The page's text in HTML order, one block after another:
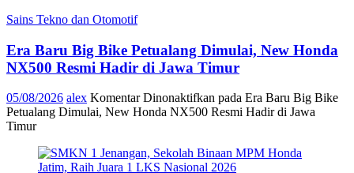
Sains Tekno dan Otomotif
Era Baru Big Bike Petualang Dimulai, New Honda
NX500 Resmi Hadir di Jawa Timur
05/08/2026 alex Komentar Dinonaktifkan pada Era Baru Big Bike
Petualang Dimulai, New Honda NX500 Resmi Hadir di Jawa
Timur